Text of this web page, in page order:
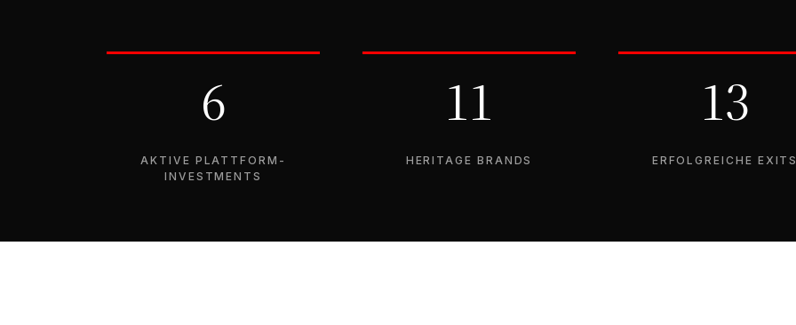
6
AKTIVE PLATTFORM-
INVESTMENTS
11
HERITAGE BRANDS
13
ERFOLGREICHE EXITS